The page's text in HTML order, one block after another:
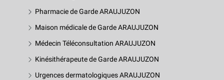
Pharmacie de Garde ARAUJUZON
Maison médicale de Garde ARAUJUZON
Médecin Téléconsultation ARAUJUZON
Kinésithérapeute de Garde ARAUJUZON
Urgences dermatologiques ARAUJUZON